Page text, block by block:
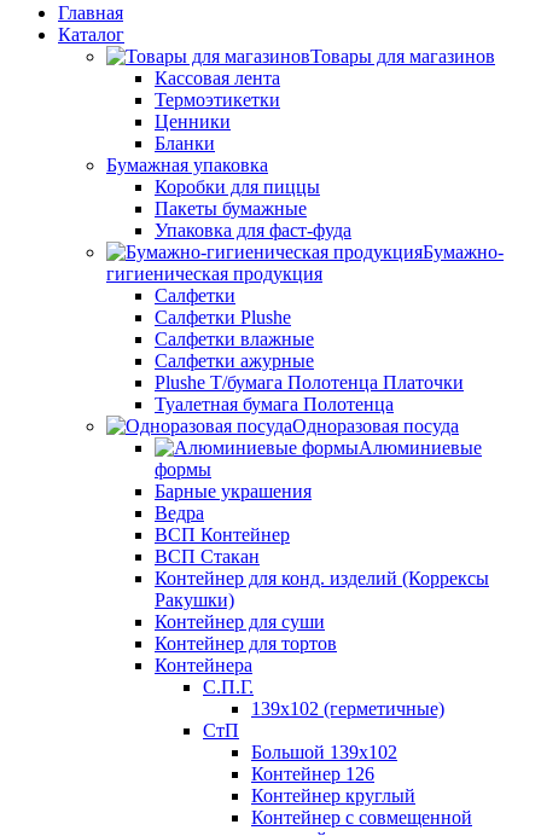
Главная
Каталог
Товары для магазинов
Кассовая лента
Термоэтикетки
Ценники
Бланки
Бумажная упаковка
Коробки для пиццы
Пакеты бумажные
Упаковка для фаст-фуда
Бумажно-
гигиеническая продукция
Салфетки
Салфетки Plushe
Салфетки влажные
Салфетки ажурные
Plushe Т/бумага Полотенца Платочки
Туалетная бумага Полотенца
Одноразовая посуда
Алюминиевые
формы
Барные украшения
Ведра
ВСП Контейнер
ВСП Стакан
Контейнер для конд. изделий (Коррексы
Ракушки)
Контейнер для суши
Контейнер для тортов
Контейнера
С.П.Г.
139х102 (герметичные)
СтП
Большой 139х102
Контейнер 126
Контейнер круглый
Контейнер с совмещенной